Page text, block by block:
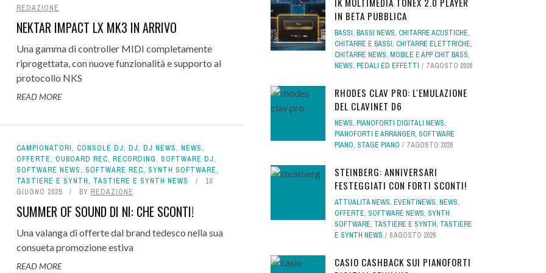
REDAZIONE
NEKTAR IMPACT LX MK3 IN ARRIVO
Una gamma di controller MIDI completamente
riprogettata, con nuove funzionalità e supporto al
protocollo NKS
READ MORE
CAMPIONATORI, CONSOLE DJ, DJ, DJ NEWS, NEWS,
OFFERTE, OUBOARD REC, RECORDING, SOFTWARE DJ,
SOFTWARE NEWS, SOFTWARE REC, SYNTH SOFTWARE,
TASTIERE E SYNTH, TASTIERE E SYNTH NEWS
10
GIUGNO 2025
BY REDAZIONE
SUMMER OF SOUND DI NI: CHE SCONTI!
Una valanga di offerte dal brand tedesco nella sua
consueta promozione estiva
READ MORE
IN BETA PUBBLICA
BASSI, BASSI NEWS, CHITARRE ACUSTICHE,
CHITARRE E BASSI, CHITARRE ELETTRICHE,
CHITARRE NEWS, MOBILE E APP CHIT BASS,
NEWS, PEDALI ED EFFETTI 7 AGOSTO 2026
RHODES CLAV PRO: L'EMULAZIONE
DEL CLAVINET D6
NEWS, PIANOFORTI DIGITALI NEWS,
PIANOFORTI E ARRANGER, SOFTWARE
PIANO, STAGE PIANO 7 AGOSTO 2026
STEINBERG: ANNIVERSARI
FESTEGGIATI CON FORTI SCONTI!
ATTUALITÀ NEWS, EVENTINEWS, NEWS,
OFFERTE, SOFTWARE NEWS, SYNTH
SOFTWARE, TASTIERE E SYNTH, TASTIERE
E SYNTH NEWS
6 AGOSTO 2026
CASIO CASHBACK SUI PIANOFORTI